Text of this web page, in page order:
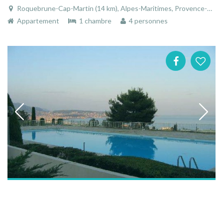
Roquebrune-Cap-Martin (14 km), Alpes-Maritimes, Provence-Alpes-Côte d'Azur, France
Appartement
1 chambre 4 personnes